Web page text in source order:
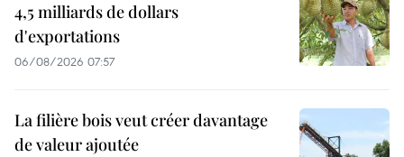
4,5 milliards de dollars
d'exportations
06/08/2026 07:57
La filière bois veut créer davantage
de valeur ajoutée